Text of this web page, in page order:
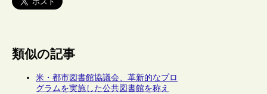
類似の記事
米・都市図書館協議会、革新的なプロ
グラムを実施した公共図書館を称え